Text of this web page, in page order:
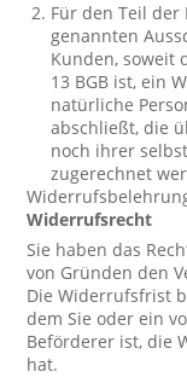
Für den Teil
genannten
Kunden, soweit
13 BGB ist, ein
natürliche
abschließt, die
noch ihrer
zugerechnet
Widerrufsrecht
Sie haben das
von Gründen den
Die Widerrufsfrist
dem Sie oder ein
Beförderer ist, die
hat.